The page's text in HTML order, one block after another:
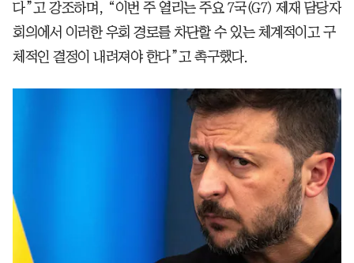
다”고 강조하며, “이번 주 열리는 주요 7국(G7) 제재 담당자
회의에서 이러한 우회 경로를 차단할 수 있는 체계적이고 구
체적인 결정이 내려져야 한다”고 촉구했다.